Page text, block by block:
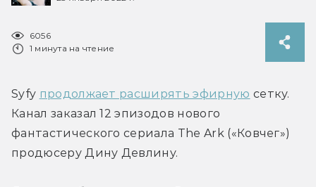
6056
1 минута на чтение
Syfy продолжает расширять эфирную сетку.
Канал заказал 12 эпизодов нового
фантастического сериала The Ark («Ковчег»)
продюсеру Дину Девлину.